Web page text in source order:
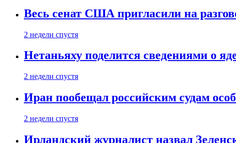
Весь сенат США пригласили на
2 недели спустя
Нетаньяху поделится сведениями о
2 недели спустя
Иран пообещал российским судам
2 недели спустя
Ирландский журналист назвал